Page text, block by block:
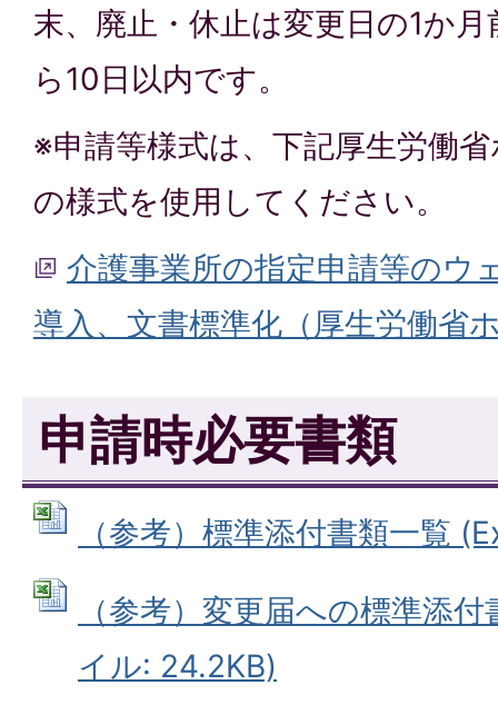
末、廃止・休止は変更日の1か
ら10日以内です。
※申請等様式は、下記厚生労働
の様式を使用してください。
介護事業所の指定申請等のウ
導⼊、文書標準化（厚生労働省
申請時必要書類
（参考）標準添付書類一覧
（参考）変更届への標準添
イル: 24.2KB)